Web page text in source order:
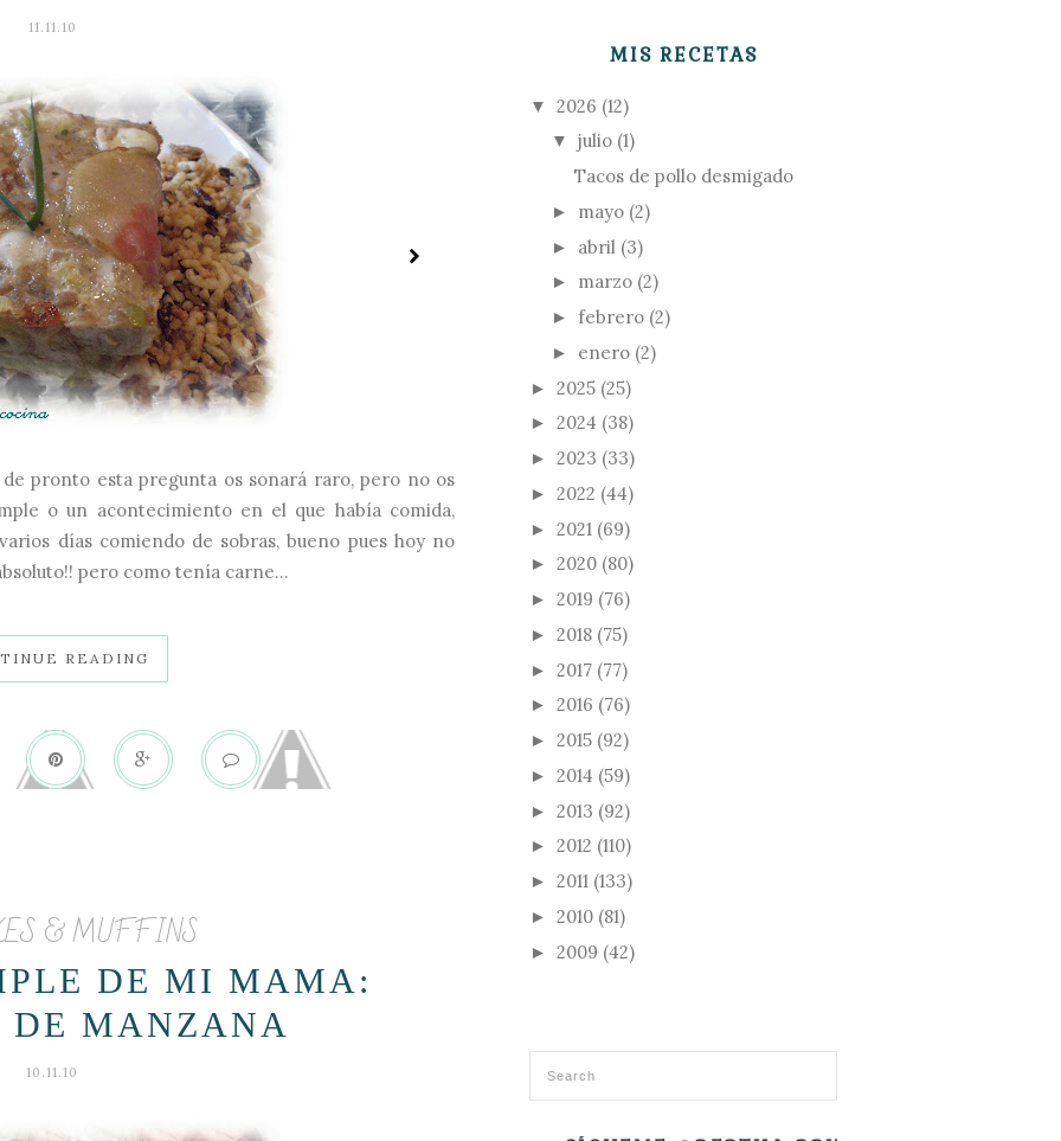
11.11.10
pronto esta pregunta os sonará raro, pero no os
o un acontecimiento en el que había comida,
días comiendo de sobras, bueno pues hoy no
pero como tenía carne...
READING
& MUFFINS
DE MI MAMA:
DE MANZANA
10.11.10
MIS RECETAS
▼ 2026 (12)
▼ julio (1)
Tacos de pollo desmigado
► mayo (2)
► abril (3)
► marzo (2)
► febrero (2)
► enero (2)
► 2025 (25)
► 2024 (38)
► 2023 (33)
► 2022 (44)
► 2021 (69)
► 2020 (80)
► 2019 (76)
► 2018 (75)
► 2017 (77)
► 2016 (76)
► 2015 (92)
► 2014 (59)
► 2013 (92)
► 2012 (110)
► 2011 (133)
► 2010 (81)
► 2009 (42)